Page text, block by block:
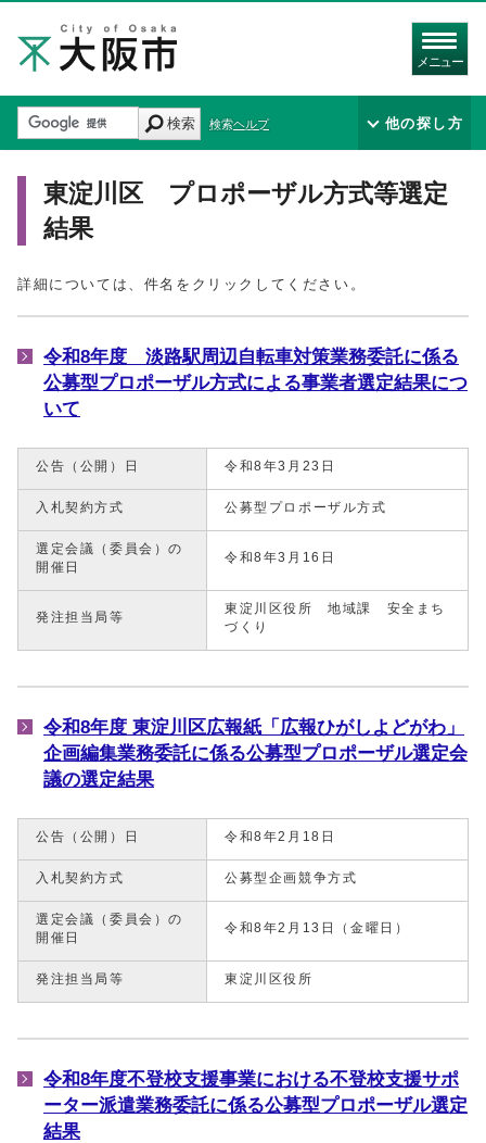
メニュー
検索 検索ヘルプ 他の探し方
東淀川区 プロポーザル方式等選定
結果
詳細については、件名をクリックしてください。
令和8年度 淡路駅周辺自転車対策業務委託に係る
公募型プロポーザル方式による事業者選定結果につ
いて
公告（公開）日 令和8年3月23日
入札契約方式 公募型プロポーザル方式
選定会議（委員会）の
開催日
令和8年3月16日
発注担当局等
東淀川区役所 地域課 安全まち
づくり
令和8年度 東淀川区広報紙「広報ひがしよどがわ」
企画編集業務委託に係る公募型プロポーザル選定会
議の選定結果
公告（公開）日 令和8年2月18日
入札契約方式 公募型企画競争方式
選定会議（委員会）の
開催日
令和8年2月13日（金曜日）
発注担当局等 東淀川区役所
令和8年度不登校支援事業における不登校支援サポ
ーター派遣業務委託に係る公募型プロポーザル選定
結果